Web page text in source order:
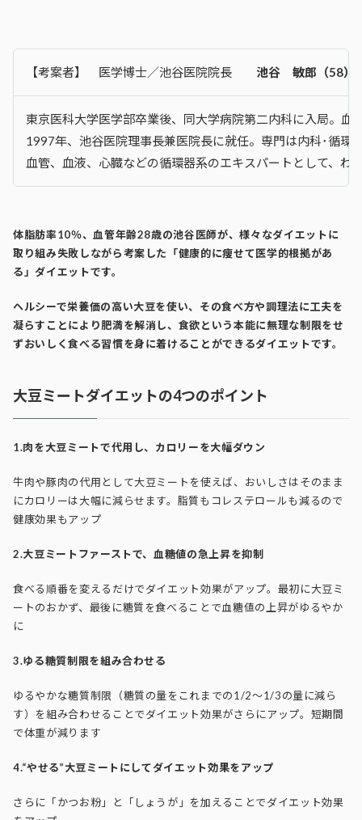
【考案者】 医学博士／池谷医院院長 池谷 敏郎（58）
東京医科大学医学部卒業後、同大学病院第二内科に入局。血
1997年、池谷医院理事長兼医院長に就任。専門は内科･循環
血管、血液、心臓などの循環器系のエキスパートとして、
体脂肪率10％、血管年齢28歳の池谷医師が、様々なダイエットに
取り組み失敗しながら考案した「健康的に痩せて医学的根拠があ
る」ダイエットです。
ヘルシーで栄養価の高い大豆を使い、その食べ方や調理法に工夫を
凝らすことにより肥満を解消し、食欲という本能に無理な制限をせ
ずおいしく食べる習慣を身に着けることができるダイエットです。
大豆ミートダイエットの4つのポイント
1.肉を大豆ミートで代用し、カロリーを大幅ダウン
牛肉や豚肉の代用として大豆ミートを使えば、おいしさはそのまま
にカロリーは大幅に減らせます。脂質もコレステロールも減るので
健康効果もアップ
2.大豆ミートファーストで、血糖値の急上昇を抑制
食べる順番を変えるだけでダイエット効果がアップ。最初に大豆ミ
ートのおかず、最後に糖質を食べることで血糖値の上昇がゆるやか
に
3.ゆる糖質制限を組み合わせる
ゆるやかな糖質制限（糖質の量をこれまでの1/2～1/3の量に減ら
す）を組み合わせることでダイエット効果がさらにアップ。短期間
で体重が減ります
4.“やせる”大豆ミートにしてダイエット効果をアップ
さらに「かつお粉」と「しょうが」を加えることでダイエット効果